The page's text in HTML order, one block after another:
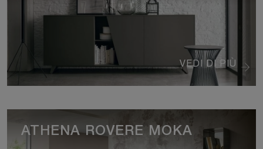
VEDI DI PIÙ
ATHENA ROVERE MOKA